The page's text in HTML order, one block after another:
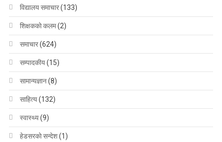
विद्यालय समाचार(133)
शिक्षककाे कलम(2)
समाचार(624)
सम्पादकीय(15)
सामान्यज्ञान(8)
साहित्य(132)
स्वास्थ्य(9)
हेडसरकाे सन्देश(1)